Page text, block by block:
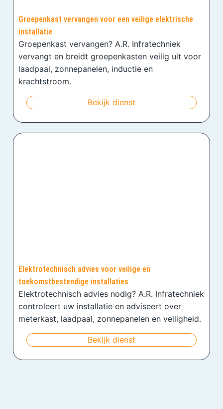
Groepenkast vervangen voor een veilige elektrische
installatie
Groepenkast vervangen? A.R. Infratechniek
vervangt en breidt groepenkasten veilig uit voor
laadpaal, zonnepanelen, inductie en
krachtstroom.
Bekijk dienst
Elektrotechnisch advies voor veilige en
toekomstbestendige installaties
Elektrotechnisch advies nodig? A.R. Infratechniek
controleert uw installatie en adviseert over
meterkast, laadpaal, zonnepanelen en veiligheid.
Bekijk dienst